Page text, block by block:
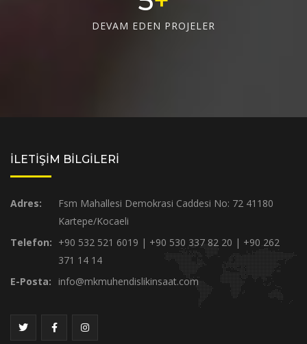
DEVAM EDEN PROJELER
İLETİŞİM BİLGİLERİ
Adres:
Fsm Mahallesi Demokrasi Caddesi No: 72 41180
Kartepe/Kocaeli
Telefon: +90 532 521 6019 | +90 530 337 82 20 | +90 262
371 14 14
E-Posta:
info@mkmuhendislikinsaat.com